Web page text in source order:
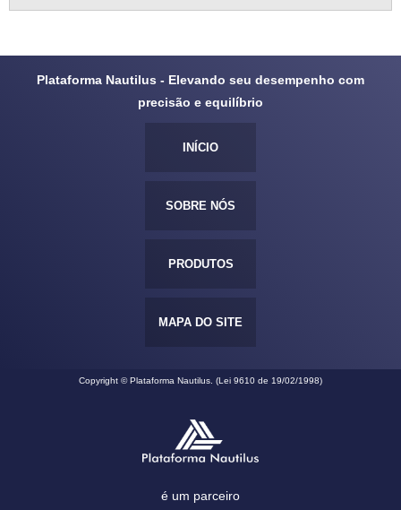
Plataforma Nautilus - Elevando seu desempenho com
precisão e equilíbrio
INÍCIO
SOBRE NÓS
PRODUTOS
MAPA DO SITE
Copyright © Plataforma Nautilus. (Lei 9610 de 19/02/1998)
é um parceiro